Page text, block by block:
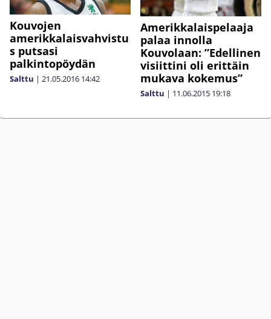
Kouvojen
amerikkalaisvahvistu
s putsasi
palkintopöydän
Salttu | 21.05.2016 14:42
Amerikkalaispelaaja
palaa innolla
Kouvolaan: ”Edellinen
visiittini oli erittäin
mukava kokemus”
Salttu | 11.06.2015 19:18